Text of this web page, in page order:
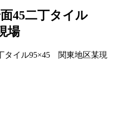
45二丁タイル
場